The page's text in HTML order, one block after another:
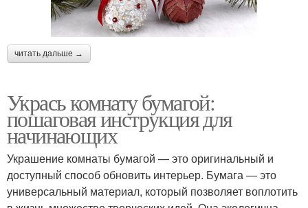
читать дальше →
Укрась комнату бумагой:
пошаговая инструкция для
начинающих
Украшение комнаты бумагой — это оригинальный и
доступный способ обновить интерьер. Бумага — это
универсальный материал, который позволяет воплотить